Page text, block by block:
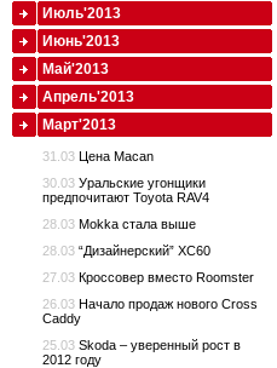
Июль'2013
Июнь'2013
Май'2013
Апрель'2013
Март'2013
31.03 Цена Macan
30.03 Уральские угонщики
предпочитают Toyota RAV4
28.03 Mokka стала выше
28.03 “Дизайнерский” XC60
27.03 Кроссовер вместо Roomster
26.03 Начало продаж нового Cross
Caddy
25.03 Skoda – уверенный рост в
2012 году